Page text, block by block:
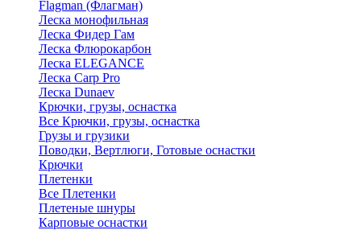
Flagman (Флагман)
Леска монофильная
Леска Фидер Гам
Леска Флюрокарбон
Леска ELEGANCE
Леска Carp Pro
Леска Dunaev
Крючки, грузы, оснастка
Все Крючки, грузы, оснастка
Грузы и грузики
Поводки, Вертлюги, Готовые оснастки
Крючки
Плетенки
Все Плетенки
Плетеные шнуры
Карповые оснастки